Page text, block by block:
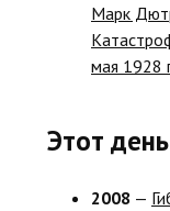
Марк
мая 1928
Этот
2008 —